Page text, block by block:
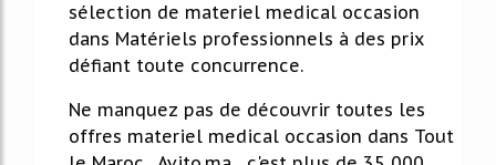
sélection de materiel medical occasion
dans Matériels professionnels à des prix
défiant toute concurrence.
Ne manquez pas de découvrir toutes les
offres materiel medical occasion dans Tout